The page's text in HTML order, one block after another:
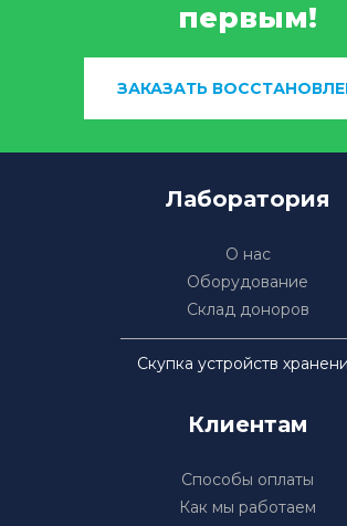
первым!
ЗАКАЗАТЬ
Лаборатория
О нас
Оборудование
Склад доноров
Скупка устройств
Клиентам
Способы оплаты
Как мы работаем